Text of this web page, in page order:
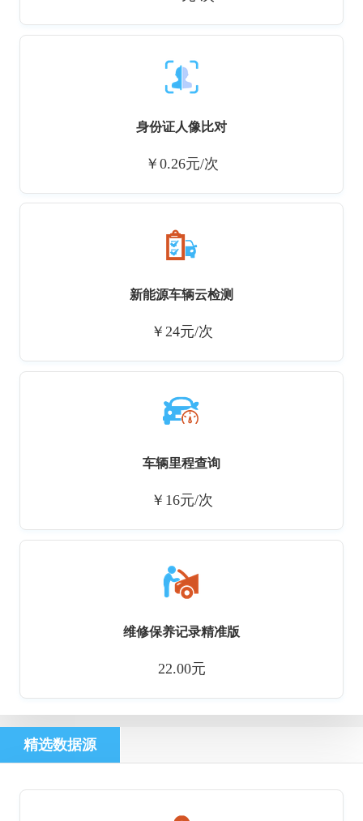
身份证人像比对
￥0.26元/次
新能源车辆云检测
￥24元/次
车辆里程查询
￥16元/次
维修保养记录精准版
22.00元
精选数据源